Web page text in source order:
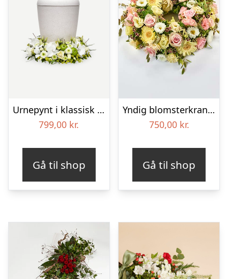
Urnepynt i klassisk stil – creme
799,00 kr.
Gå til shop
Yndig blomsterkrans i pastelfarver, floristens valg – Blomster til begravelse
750,00 kr.
Gå til shop